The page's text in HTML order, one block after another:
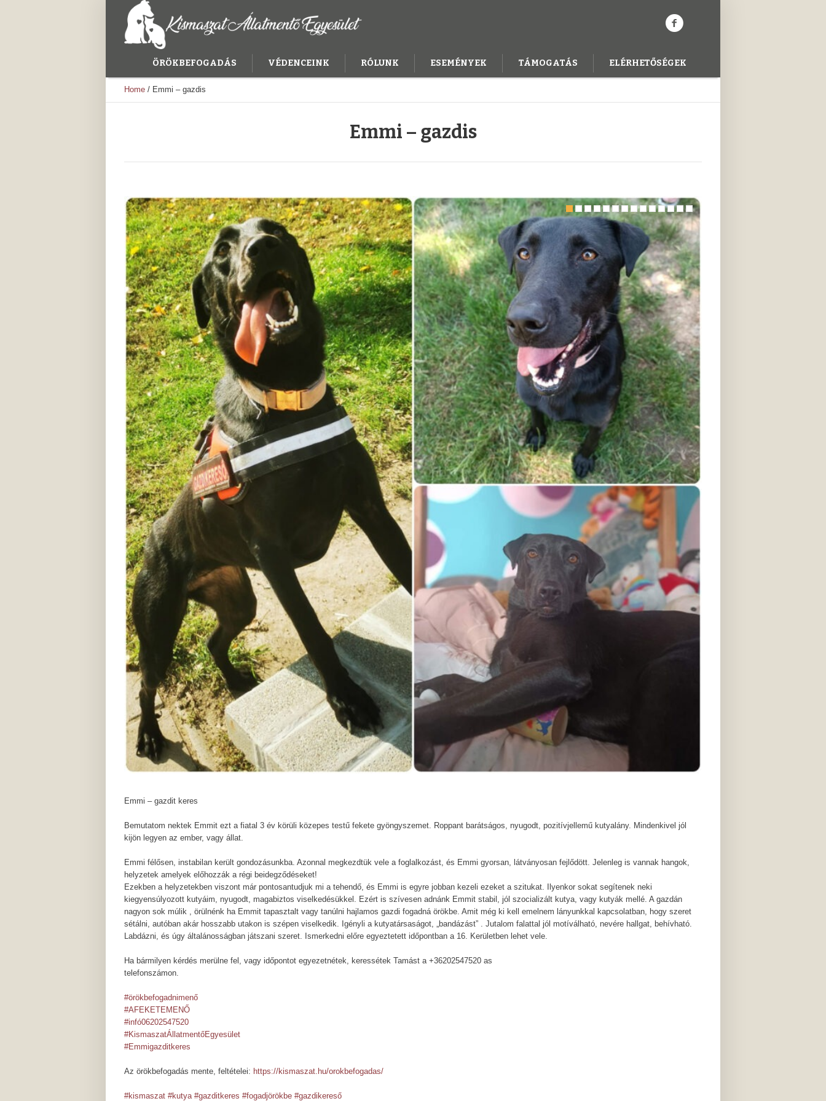
ÖRÖKBEFOGADÁS VÉDENCEINK RÓLUNK ESEMÉNYEK TÁMOGATÁS ELÉRHETŐSÉGEK
Home / Emmi – gazdis
Emmi – gazdis
Emmi – gazdit keres
Bemutatom nektek Emmit ezt a fiatal 3 év körüli közepes testű fekete gyöngyszemet. Roppant barátságos, nyugodt, pozitívjellemű kutyalány. Mindenkivel jól
kijön legyen az ember, vagy állat.
Emmi félősen, instabilan került gondozásunkba. Azonnal megkezdtük vele a foglalkozást, és Emmi gyorsan, látványosan fejlődött. Jelenleg is vannak hangok,
helyzetek amelyek előhozzák a régi beidegződéseket!
Ezekben a helyzetekben viszont már pontosantudjuk mi a tehendő, és Emmi is egyre jobban kezeli ezeket a szitukat. Ilyenkor sokat segítenek neki
kiegyensúlyozott kutyáim, nyugodt, magabiztos viselkedésükkel. Ezért is szívesen adnánk Emmit stabil, jól szocializált kutya, vagy kutyák mellé. A gazdán
nagyon sok múlik , örülnénk ha Emmit tapasztalt vagy tanúlni hajlamos gazdi fogadná örökbe. Amit még ki kell emelnem lányunkkal kapcsolatban, hogy szeret
sétálni, autóban akár hosszabb utakon is szépen viselkedik. Igényli a kutyatársaságot, „bandázást” . Jutalom falattal jól motíválható, nevére hallgat, behívható.
Labdázni, és úgy általánosságban játszani szeret. Ismerkedni előre egyeztetett időpontban a 16. Kerületben lehet vele.
Ha bármilyen kérdés merülne fel, vagy időpontot egyezetnétek, keressétek Tamást a +36202547520 as
telefonszámon.
#örökbefogadnimenő
#AFEKETEMENŐ
#infó06202547520
#KismaszatÁllatmentőEgyesület
#Emmigazditkeres
Az örökbefogadás mente, feltételei: https://kismaszat.hu/orokbefogadas/
#kismaszat #kutya #gazditkeres #fogadjörökbe #gazdikereső